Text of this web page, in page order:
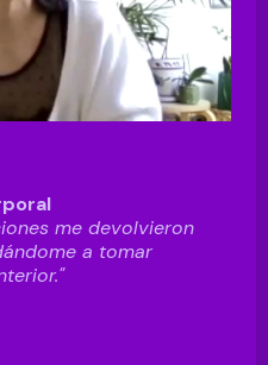
me devolvieron
a tomar